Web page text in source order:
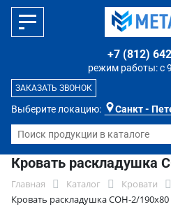
Выберите локацию: Санкт -
режим работы: с
+7 (812)
ЗАКАЗАТЬ ЗВОНОК
Кровать раскладушка
Главная Каталог Кровати
Кровать раскладушка СОН-2/190х80